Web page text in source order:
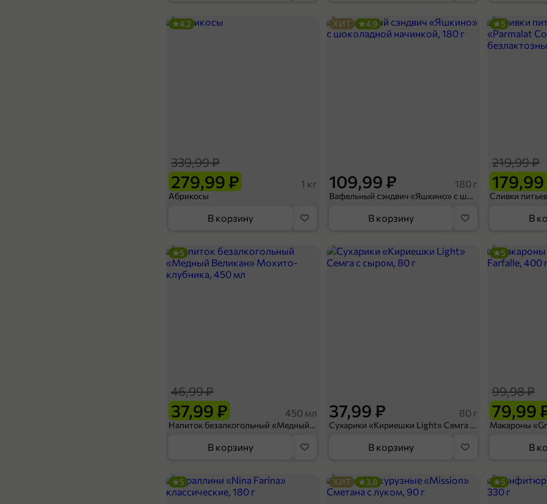
279,99 ₽
339,99 ₽
1 кг
Абрикосы
4,2
В корзину
109,99 ₽ 180 г
Вафельный сэндвич «Яшкино» с шоколадной начинкой, 180 г
ХИТ 4,9
В корзину
219,99 ₽
5
В
37,99 ₽
46,99 ₽
450 мл
Напиток безалкогольный «Медный Великан» Мохито-клубника, 450 мл
5
В корзину
37,99 ₽ 80 г
Сухарики «Кириешки Light» Семга с сыром, 80 г
В корзину
79,99
99,98 ₽
5
В
5 ХИТ 3,8 5